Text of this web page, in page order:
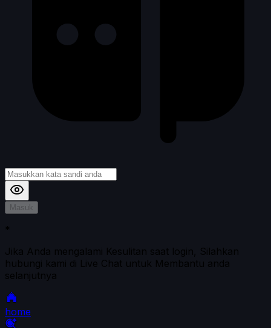
Masuk
*
Jika Anda mengalami Kesulitan saat login, Silahkan
hubungi kami di Live Chat untuk Membantu anda
selanjutnya
home